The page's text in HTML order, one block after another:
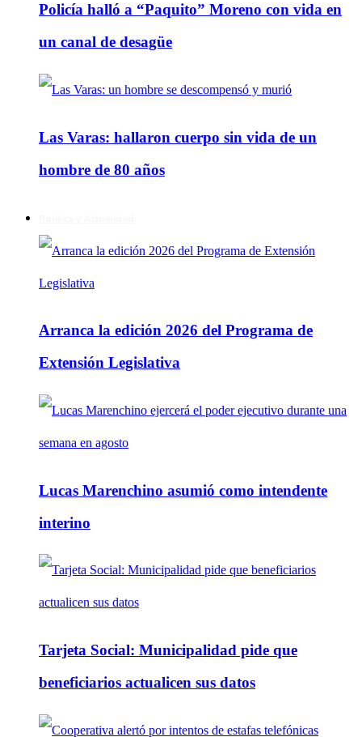
Policía halló a “Paquito” Moreno con vida en
un canal de desagüe
Las Varas: hallaron cuerpo sin vida de un
hombre de 80 años
Arranca la edición 2026 del Programa de
Extensión Legislativa
Lucas Marenchino asumió como intendente
interino
Tarjeta Social: Municipalidad pide que
beneficiarios actualicen sus datos